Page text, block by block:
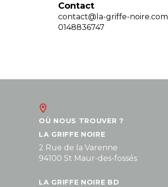
Contact
contact@la-griffe-noire.com
0148836747
OÙ NOUS TROUVER ?
LA GRIFFE NOIRE
2 Rue de la Varenne
94100 St Maur-des-fossés
LA GRIFFE NOIRE BD